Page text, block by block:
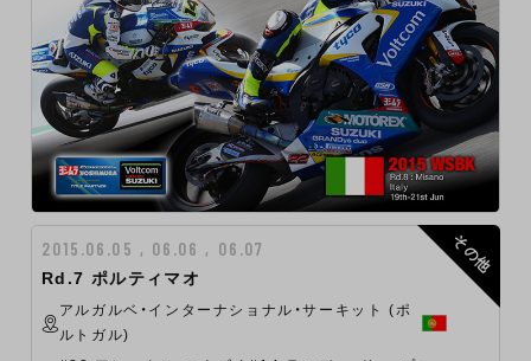
2015.06.05 , 06.06 , 06.07
Rd.7 ポルティマオ
アルガルベ・インターナショナル・サーキット (ポ
ルトガル)
その他